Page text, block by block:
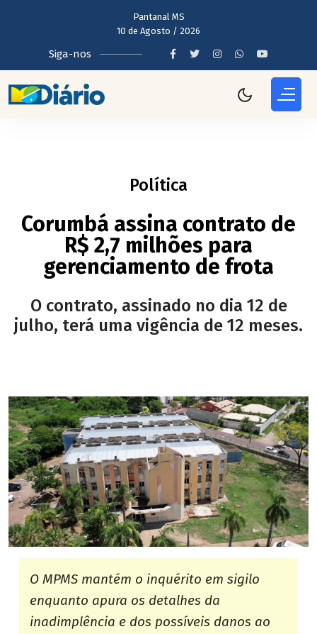
Pantanal MS
10 de Agosto / 2026
Siga-nos
Política
Corumbá assina contrato de
R$ 2,7 milhões para
gerenciamento de frota
O contrato, assinado no dia 12 de
julho, terá uma vigência de 12 meses.
O MPMS mantém o inquérito em sigilo
enquanto apura os detalhes da
inadimplência e dos possíveis danos ao